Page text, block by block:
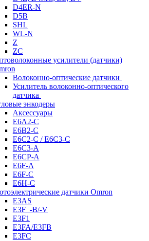
D4ER-N
D5B
SHL
WL-N
Z
ZC
усилители (датчики)
Волоконно-оптические датчики
Усилитель волоконно-оптического
датчика
энкодеры
Аксессуары
E6A2-C
E6B2-C
E6C2-C / E6C3-C
E6C3-A
E6CP-A
E6F-A
E6F-C
E6H-C
датчики Omron
E3AS
E3F_-B/-V
E3F1
E3FA/E3FB
E3FC